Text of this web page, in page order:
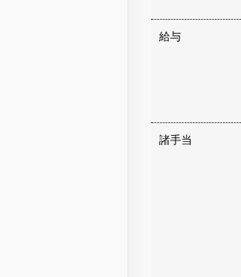
給与
諸手当